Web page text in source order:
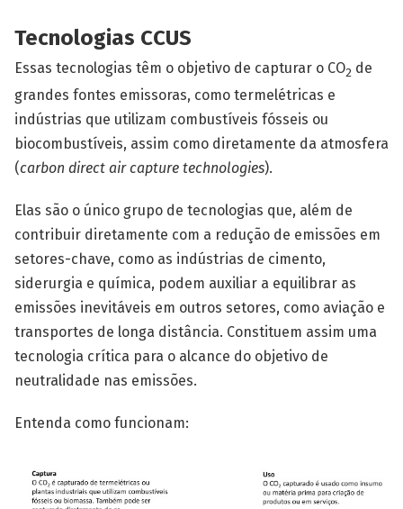
Tecnologias CCUS
Essas tecnologias têm o objetivo de capturar o CO2 de
grandes fontes emisso­ras, como termelétricas e
indústrias que utilizam combustíveis fósseis ou
biocombustíveis, assim como diretamente da atmosfera
(carbon direct air capture technologies).
Elas são o único grupo de tecnologias que, além de
contribuir diretamente com a redução de emissões em
setores-chave, como as indústrias de cimento,
siderurgia e química, podem auxiliar a equilibrar as
emissões inevitáveis em outros setores, como aviação e
transportes de longa distância. Constituem assim uma
tecnologia crítica para o alcance do objetivo de
neutralidade nas emissões.
Entenda como funcionam: